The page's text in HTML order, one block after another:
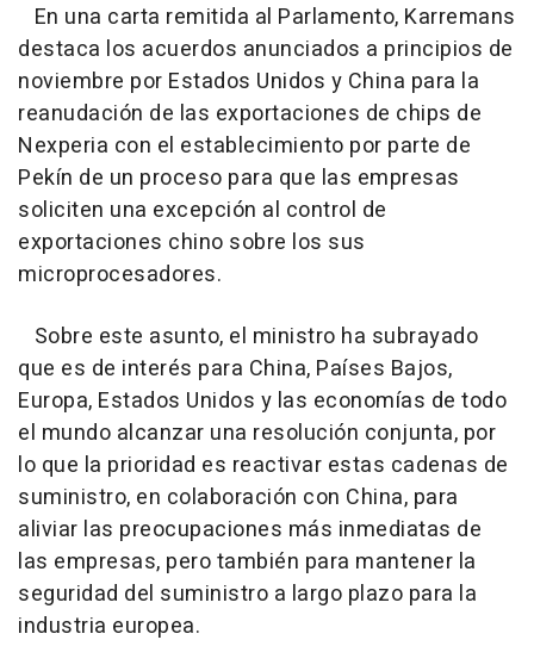
En una carta remitida al Parlamento, Karremans
destaca los acuerdos anunciados a principios de
noviembre por Estados Unidos y China para la
reanudación de las exportaciones de chips de
Nexperia con el establecimiento por parte de
Pekín de un proceso para que las empresas
soliciten una excepción al control de
exportaciones chino sobre los sus
microprocesadores.
Sobre este asunto, el ministro ha subrayado
que es de interés para China, Países Bajos,
Europa, Estados Unidos y las economías de todo
el mundo alcanzar una resolución conjunta, por
lo que la prioridad es reactivar estas cadenas de
suministro, en colaboración con China, para
aliviar las preocupaciones más inmediatas de
las empresas, pero también para mantener la
seguridad del suministro a largo plazo para la
industria europea.